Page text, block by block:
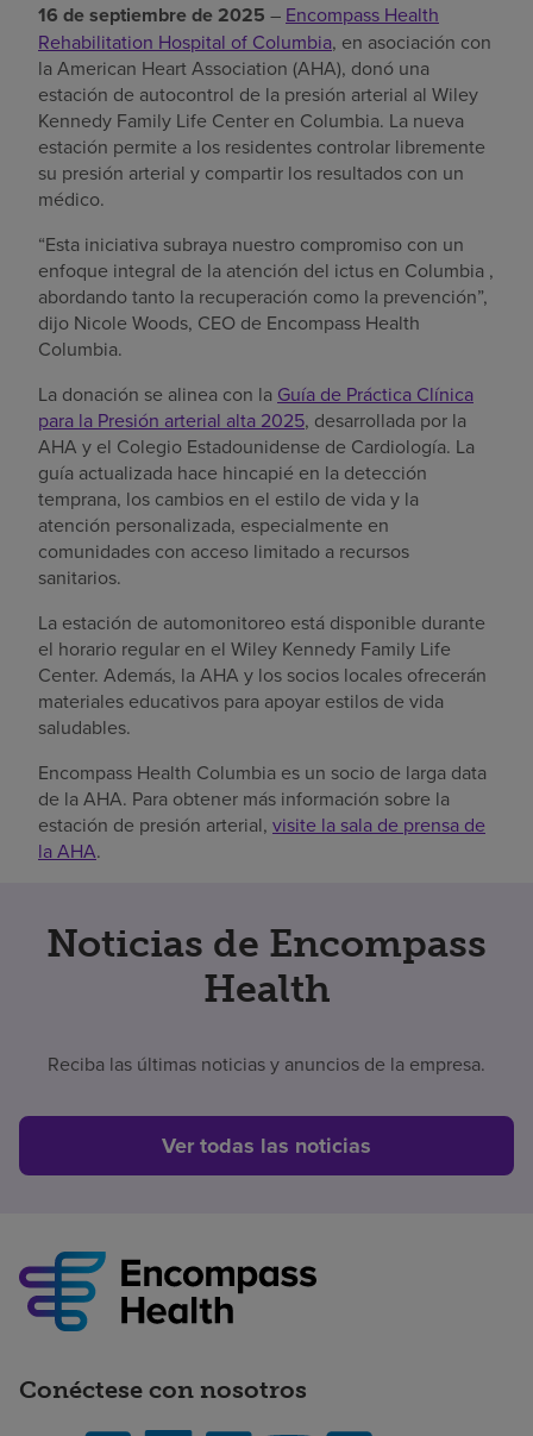
16 de septiembre de 2025 – Encompass Health
Rehabilitation Hospital of Columbia, en asociación con
la American Heart Association (AHA), donó una
estación de autocontrol de la presión arterial al Wiley
Kennedy Family Life Center en Columbia. La nueva
estación permite a los residentes controlar libremente
su presión arterial y compartir los resultados con un
médico.
“Esta iniciativa subraya nuestro compromiso con un
enfoque integral de la atención del ictus en Columbia ,
abordando tanto la recuperación como la prevención”,
dijo Nicole Woods, CEO de Encompass Health
Columbia.
La donación se alinea con la Guía de Práctica Clínica
para la Presión arterial alta 2025, desarrollada por la
AHA y el Colegio Estadounidense de Cardiología. La
guía actualizada hace hincapié en la detección
temprana, los cambios en el estilo de vida y la
atención personalizada, especialmente en
comunidades con acceso limitado a recursos
sanitarios.
La estación de automonitoreo está disponible durante
el horario regular en el Wiley Kennedy Family Life
Center. Además, la AHA y los socios locales ofrecerán
materiales educativos para apoyar estilos de vida
saludables.
Encompass Health Columbia es un socio de larga data
de la AHA. Para obtener más información sobre la
estación de presión arterial, visite la sala de prensa de
la AHA.
Noticias de Encompass
Health
Reciba las últimas noticias y anuncios de la empresa.
Ver todas las noticias
Conéctese con nosotros